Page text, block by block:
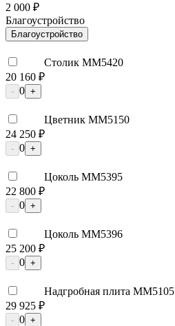
2 000 ₽
Благоустройство
Благоустройство
Столик ММ5420
20 160 ₽
- 0 +
Цветник ММ5150
24 250 ₽
- 0 +
Цоколь ММ5395
22 800 ₽
- 0 +
Цоколь ММ5396
25 200 ₽
- 0 +
Надгробная плита ММ5105
29 925 ₽
- 0 +